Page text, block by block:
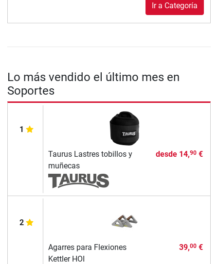
Ir a Categoría
Lo más vendido el último mes en
Soportes
1
Taurus Lastres tobillos y
muñecas
desde 14,90€
2
Agarres para Flexiones
Kettler HOI
39,00€